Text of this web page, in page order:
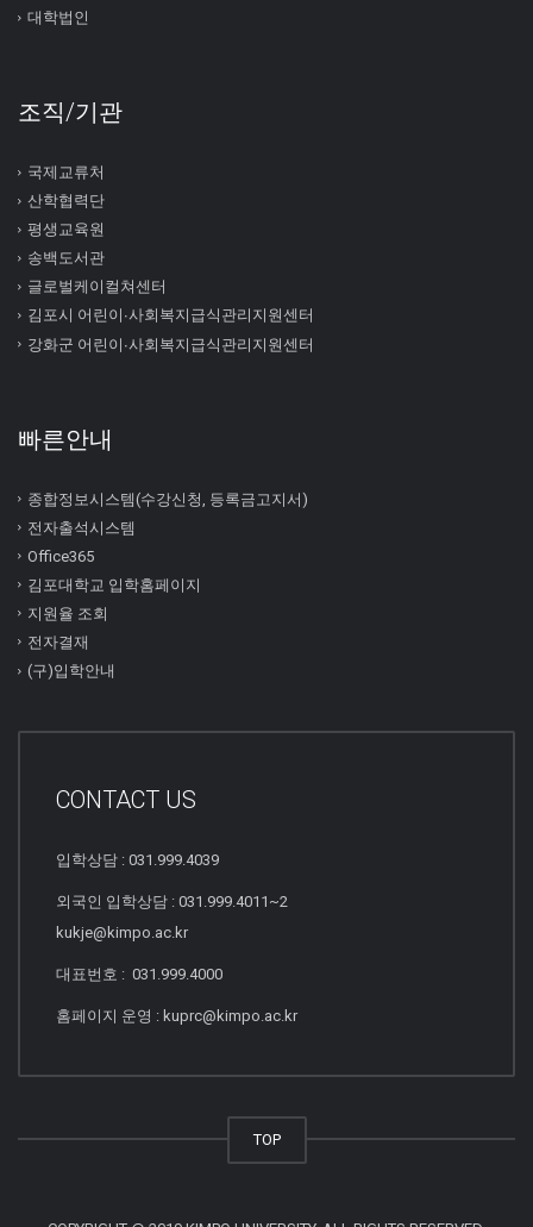
대학법인
조직/기관
국제교류처
산학협력단
평생교육원
송백도서관
글로벌케이컬쳐센터
김포시 어린이∙사회복지급식관리지원센터
강화군 어린이∙사회복지급식관리지원센터
빠른안내
종합정보시스템(수강신청, 등록금고지서)
전자출석시스템
Office365
김포대학교 입학홈페이지
지원율 조회
전자결재
(구)입학안내
CONTACT US
입학상담 : 031.999.4039
외국인 입학상담 : 031.999.4011~2
kukje@kimpo.ac.kr
대표번호 : 031.999.4000
홈페이지 운영 : kuprc@kimpo.ac.kr
TOP